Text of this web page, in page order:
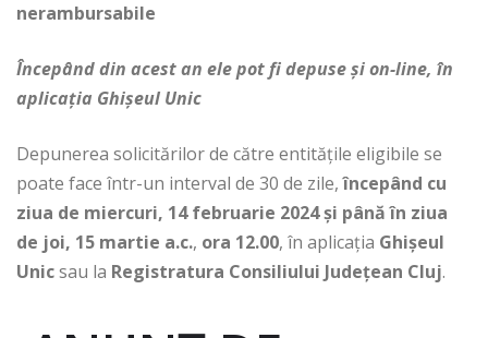
nerambursabile
Începând din acest an ele pot fi depuse și on-line, în
aplicația Ghișeul Unic
Depunerea solicitărilor de către entitățile eligibile se
poate face într-un interval de 30 de zile,începând cu
ziua de miercuri, 14 februarie 2024și până în ziua
de joi, 15 martie a.c., ora 12.00, în aplicația Ghișeul
Unicsau la Registratura Consiliului Județean Cluj.